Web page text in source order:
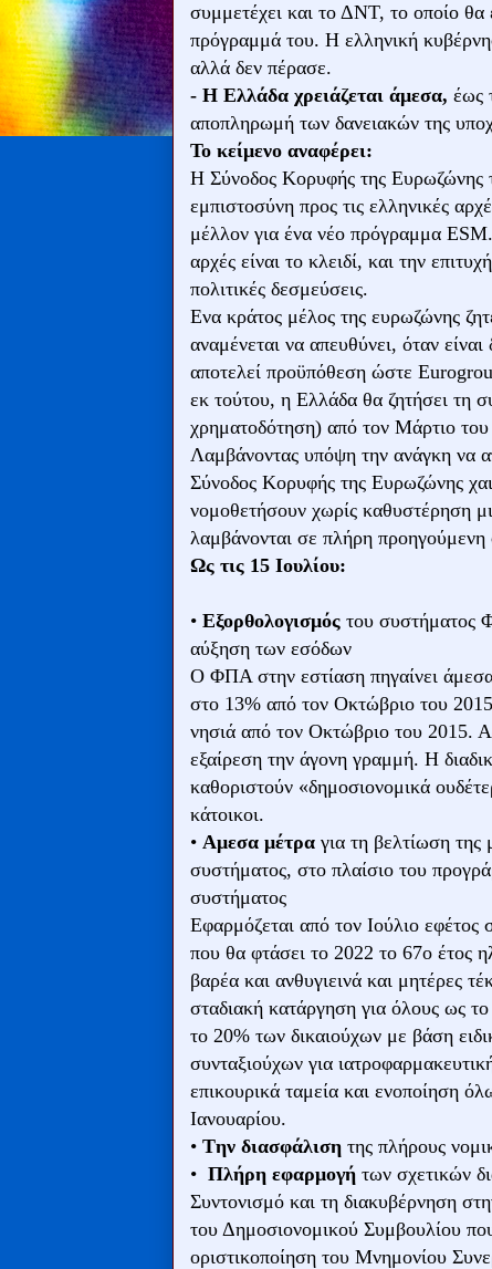
συμμετέχει και το ΔΝΤ, το οποίο θα
πρόγραμμά του. Η ελληνική
αλλά δεν πέρασε.
- Η Ελλάδα χρειάζεται άμεσα, έως
αποπληρωμή των δανειακών της
Το κείμενο αναφέρει:
Η Σύνοδος Κορυφής της Ευρωζώνης
εμπιστοσύνη προς τις ελληνικές
μέλλον για ένα νέο πρόγραμμα
αρχές είναι το κλειδί, και την
πολιτικές δεσμεύσεις.
Ενα κράτος μέλος της ευρωζώνης
αναμένεται να απευθύνει, όταν
αποτελεί προϋπόθεση ώστε
εκ τούτου, η Ελλάδα θα ζητήσει τη
χρηματοδότηση) από τον Μάρτιο
Λαμβάνοντας υπόψη την ανάγκη να
Σύνοδος Κορυφής της Ευρωζώνης
νομοθετήσουν χωρίς καθυστέρηση
λαμβάνονται σε πλήρη
Ως τις 15 Ιουλίου:
• Εξορθολογισμός του συστήματος
αύξηση των εσόδων
Ο ΦΠΑ στην εστίαση πηγαίνει
στο 13% από τον Οκτώβριο του
νησιά από τον Οκτώβριο του 2015.
εξαίρεση την άγονη γραμμή. Η
καθοριστούν «δημοσιονομικά
κάτοικοι.
• Aμεσα μέτρα για τη βελτίωση της
συστήματος, στο πλαίσιο του
συστήματος
Εφαρμόζεται από τον Ιούλιο εφέτος
που θα φτάσει το 2022 το 67ο έτος
βαρέα και ανθυγιεινά και μητέρες
σταδιακή κατάργηση για όλους ως
το 20% των δικαιούχων με βάση
συνταξιούχων για
επικουρικά ταμεία και ενοποίηση
Ιανουαρίου.
• Tην διασφάλιση της πλήρους
• Πλήρη εφαρμογή των σχετικών
Συντονισμό και τη διακυβέρνηση
του Δημοσιονομικού Συμβουλίου
οριστικοποίηση του Μνημονίου